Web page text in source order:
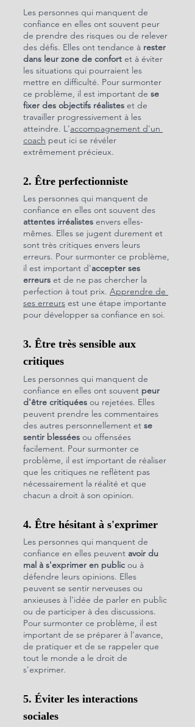
Les personnes qui manquent de
confiance en elles ont souvent peur
de prendre des risques ou de relever
des défis. Elles ont tendance à rester
dans leur zone de confort et à éviter
les situations qui pourraient les
mettre en difficulté. Pour surmonter
ce problème, il est important de se
fixer des objectifs réalistes et de
travailler progressivement à les
atteindre. L'accompagnement d'un
coach peut ici se révéler
extrêmement précieux.
2. Être perfectionniste
Les personnes qui manquent de
confiance en elles ont souvent des
attentes irréalistes envers elles-
mêmes. Elles se jugent durement et
sont très critiques envers leurs
erreurs. Pour surmonter ce problème,
il est important d'accepter ses
erreurs et de ne pas chercher la
perfection à tout prix. Apprendre de
ses erreurs est une étape importante
pour développer sa confiance en soi.
3. Être très sensible aux
critiques
Les personnes qui manquent de
confiance en elles ont souvent peur
d'être critiquées ou rejetées. Elles
peuvent prendre les commentaires
des autres personnellement et se
sentir blessées ou offensées
facilement. Pour surmonter ce
problème, il est important de réaliser
que les critiques ne reflètent pas
nécessairement la réalité et que
chacun a droit à son opinion.
4. Être hésitant à s'exprimer
Les personnes qui manquent de
confiance en elles peuvent avoir du
mal à s'exprimer en public ou à
défendre leurs opinions. Elles
peuvent se sentir nerveuses ou
anxieuses à l'idée de parler en public
ou de participer à des discussions.
Pour surmonter ce problème, il est
important de se préparer à l'avance,
de pratiquer et de se rappeler que
tout le monde a le droit de
s'exprimer.
5. Éviter les interactions
sociales